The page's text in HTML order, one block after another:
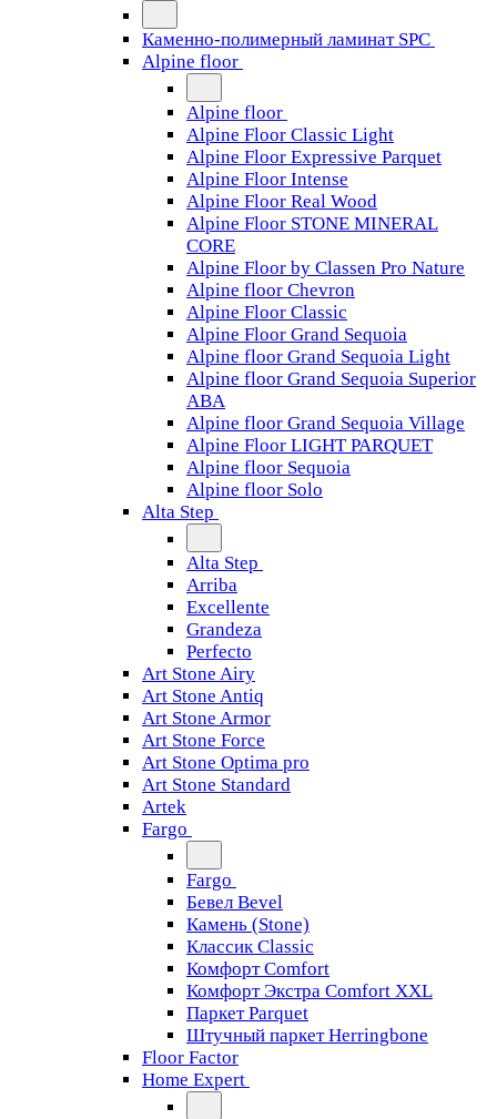
Каменно-полимерный ламинат SPC
Alpine floor
Alpine floor
Alpine Floor Classic Light
Alpine Floor Expressive Parquet
Alpine Floor Intense
Alpine Floor Real Wood
Alpine Floor STONE MINERAL
CORE
Alpine Floor by Classen Pro Nature
Alpine floor Chevron
Alpine Floor Classic
Alpine Floor Grand Sequoia
Alpine floor Grand Sequoia Light
Alpine floor Grand Sequoia Superior
ABA
Alpine floor Grand Sequoia Village
Alpine Floor LIGHT PARQUET
Alpine floor Sequoia
Alpine floor Solo
Alta Step
Alta Step
Arriba
Excellente
Grandeza
Perfecto
Art Stone Airy
Art Stone Antiq
Art Stone Armor
Art Stone Force
Art Stone Optima pro
Art Stone Standard
Artek
Fargo
Fargo
Бевел Bevel
Камень (Stone)
Классик Classic
Комфорт Comfort
Комфорт Экстра Comfort XXL
Паркет Parquet
Штучный паркет Herringbone
Floor Factor
Home Expert